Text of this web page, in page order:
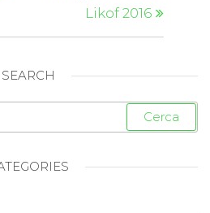
Likof 2016
SEARCH